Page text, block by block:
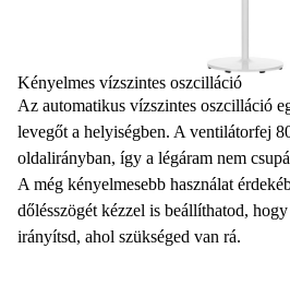
Kényelmes vízszintes oszcilláció
Az automatikus vízszintes oszcilláció
levegőt a helyiségben. A ventilátorfej
oldalirányban, így a légáram nem
A még kényelmesebb használat
dőlésszögét kézzel is beállíthatod,
irányítsd, ahol szükséged van rá.